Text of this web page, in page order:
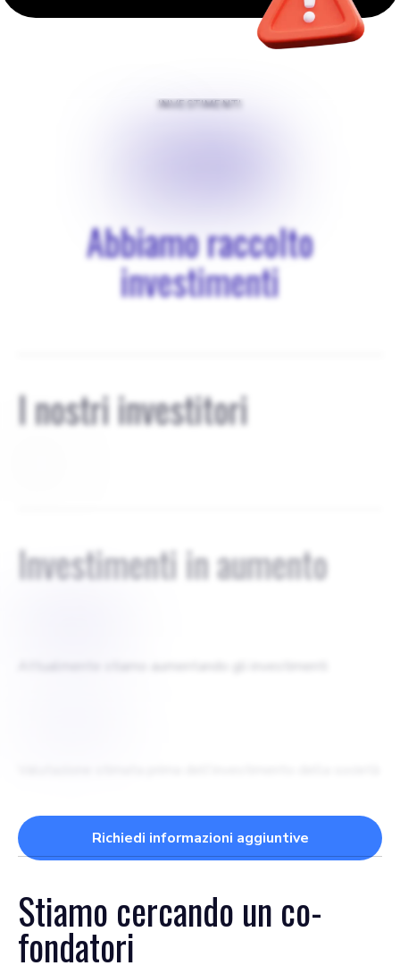
INVESTIMENTI
Abbiamo raccolto
investimenti
I nostri investitori
Investimenti in aumento
Richiedi informazioni aggiuntive
Stiamo cercando un co-
fondatori